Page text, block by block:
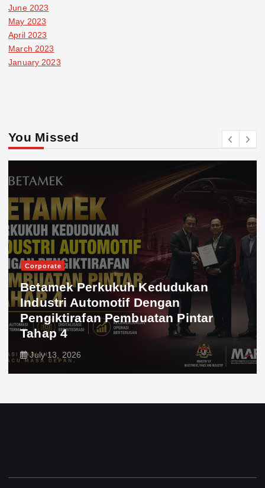
June 2023
May 2023
April 2023
March 2023
January 2023
You Missed
Corporate
Betamek Perkukuh Kedudukan
Industri Automotif Dengan
Pengiktirafan Pembuatan Pintar
Tahap 4
July 13, 2026